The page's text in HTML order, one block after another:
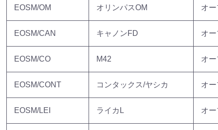
EOSM/OM オリンパスOM オ
EOSM/CAN キャノンFD オ
EOSM/CO M42 オ
EOSM/CONT コンタックス/ヤシカ オ
EOSM/LEI ライカL オ